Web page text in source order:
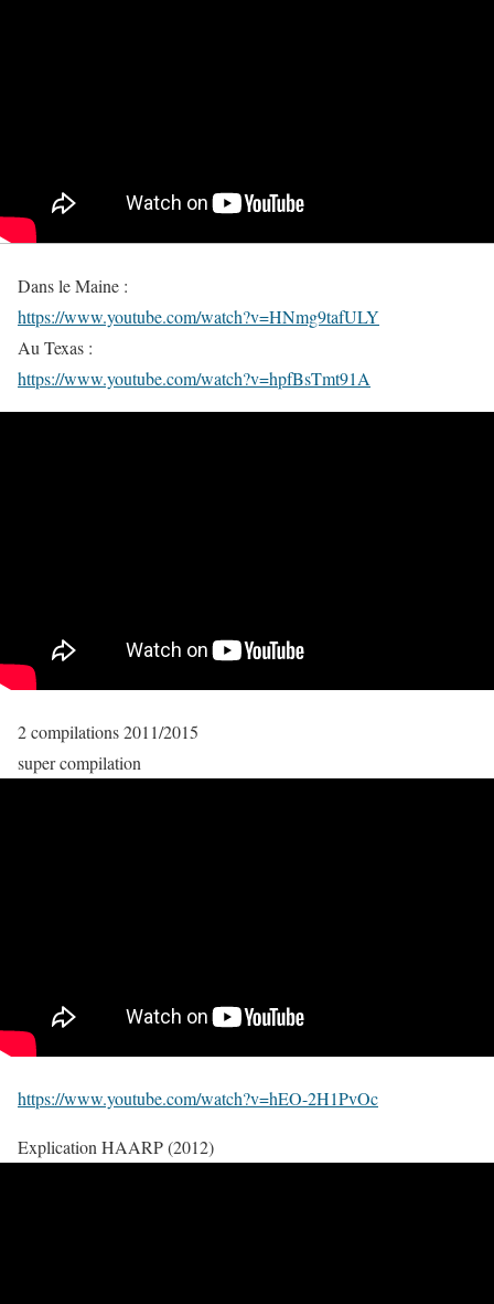
Dans le Maine :
https://www.youtube.com/watch?v=HNmg9tafULY
Au Texas :
https://www.youtube.com/watch?v=hpfBsTmt91A
2 compilations 2011/2015
super compilation
https://www.youtube.com/watch?v=hEO-2H1PvOc
Explication HAARP (2012)